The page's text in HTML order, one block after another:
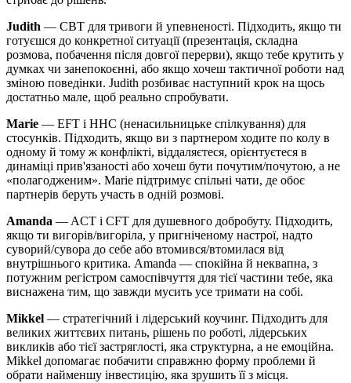
Judith — CBT для тривоги й упевненості. Підходить, якщо ти
готуєшся до конкретної ситуації (презентація, складна
розмова, побачення після довгої перерви), якщо тебе крутить у
думках чи занепокоєнні, або якщо хочеш тактичної роботи над
зміною поведінки. Judith розбиває наступний крок на щось
достатньо мале, щоб реально спробувати.
Marie — EFT і ННС (ненасильницьке спілкування) для
стосунків. Підходить, якщо ви з партнером ходите по колу в
одному й тому ж конфлікті, віддаляєтеся, орієнтуєтеся в
динаміці прив'язаності або хочеш бути почутим/почутою, а не
«полагодженим». Marie підтримує спільні чати, де обоє
партнерів беруть участь в одній розмові.
Amanda — ACT і CFT для душевного добробуту. Підходить,
якщо ти вигорів/вигоріла, у пригніченому настрої, надто
суворий/сувора до себе або втомився/втомилася від
внутрішнього критика. Amanda — спокійна й неквапна, з
потужним регістром самоспівчуття для тієї частини тебе, яка
виснажена тим, що завжди мусить усе тримати на собі.
Mikkel — стратегічний і лідерський коучинг. Підходить для
великих життєвих питань, рішень по роботі, лідерських
викликів або тієї застряглості, яка структурна, а не емоційна.
Mikkel допомагає побачити справжню форму проблеми й
обрати найменшу інвестицію, яка зрушить її з місця.